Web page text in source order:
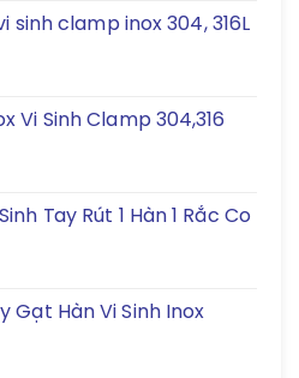
sinh clamp inox 304, 316L
Vi Sinh Clamp 304,316
Tay Rút 1 Hàn 1 Rắc Co
Gạt Hàn Vi Sinh Inox